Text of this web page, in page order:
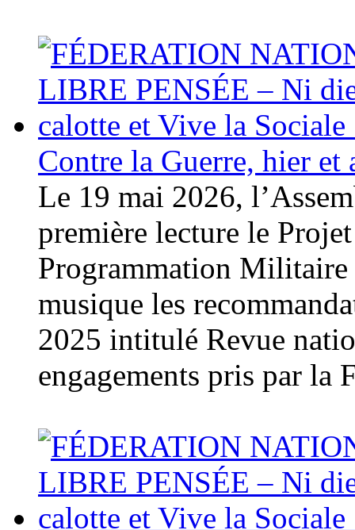
Contre la Guerre, hier et
Le 19 mai 2026,
première lecture le
Programmation Militaire
musique les
2025 intitulé Revue
engagements pris par